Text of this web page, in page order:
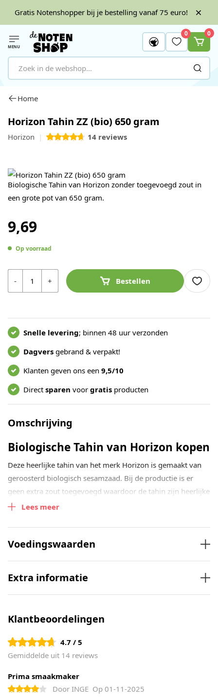
Gratis Notenshopper bij je bestelling vanaf 75 euro!
Ga naar de inhoud
MENU
0 0
Home
Horizon Tahin ZZ (bio) 650 gram
14 reviews
Horizon
9,69
- + Bestellen
Op voorraad
Biologische Tahin van Horizon zonder toegevoegd zout in
een grote pot van 650 gram.
Snelle levering; binnen 48 uur verzonden
Dagvers gebrand & verpakt!
Klanten geven ons een 9,5/10
Direct sparen voor gratis producten
Omschrijving
Biologische Tahin van Horizon kopen
Deze heerlijke tahin van het merk Horizon is gemaakt van
geroosterd biologisch sesamzaad. Bij de productie is er
geen extra zout toegevoegd waardoor de tahin zijn heerlijke
eigen smaak behoud.
De biologische tahin is onder andere ideaal als beleg op
brood, beschuit, crackers, toast en rijstwafels. Bestel de
biologische tahin zonder toegevoegd zout gemakkelijk
online tegen de scherpste prijs.
Lees meer
Voedingswaarden
Extra informatie
Klantbeoordelingen
4.7 / 5
Gemiddelde uit 14 reviews
Prima smaakmaker
Door INGE Op 01-11-2025